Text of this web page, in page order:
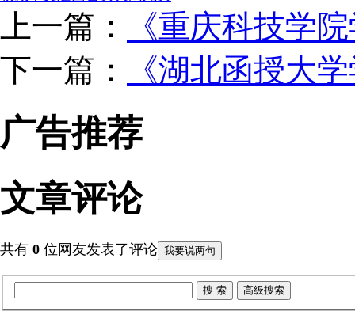
上一篇：
《重庆科技学
下一篇：
《湖北函授大
广告推荐
文章评论
共有 0 位网友发表了评论 我要说两句